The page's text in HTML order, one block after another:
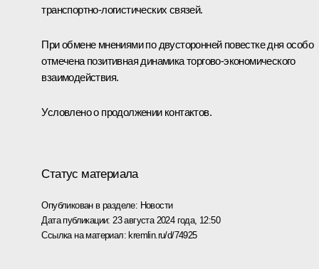
транспортно-логистических связей.
При обмене мнениями по двусторонней повестке дня особо
отмечена позитивная динамика торгово-экономического
взаимодействия.
Условлено о продолжении контактов.
Статус материала
Опубликован в разделе: Новости
Дата публикации: 23 августа 2024 года, 12:50
Ссылка на материал: kremlin.ru/d/74925